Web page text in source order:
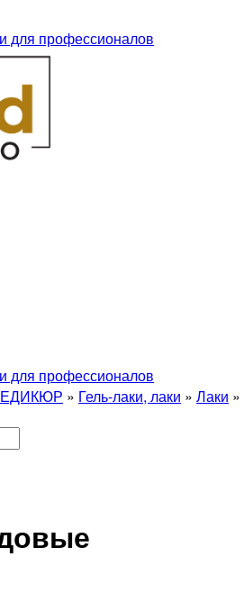
для профессионалов
для профессионалов
» Гель-лаки, лаки » Лаки »